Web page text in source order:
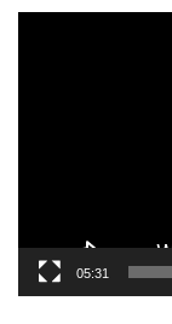
05:31